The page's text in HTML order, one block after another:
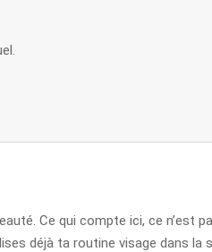
Ce qui compte ici, ce n’est
déjà ta routine visage dans la